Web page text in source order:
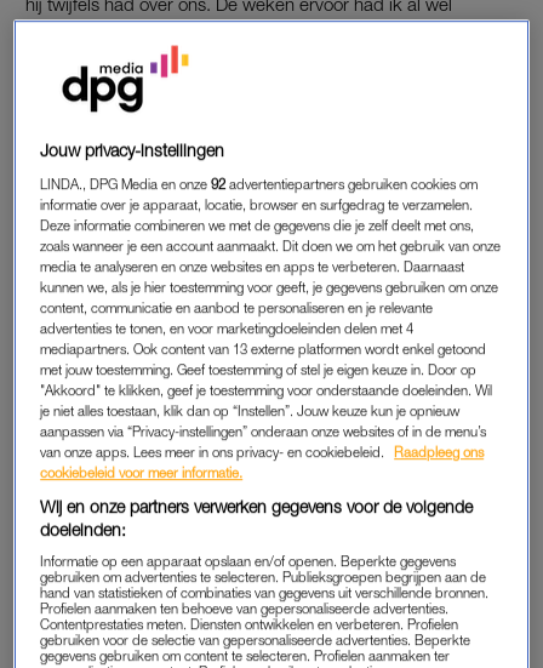
thuis was. Daar werd ik heel onzeker van, zeker door de
situatie waar ik in zat: hoogzwanger van óns kind. Ik weet zijn
gedrag aan spanning en wuifde het weg. Maar op een avond
zaten we samen op de bank en draaide hij ineens zijn telefoon
hard weg. Omdat hij dat zo opvallend deed, vroeg ik wat er
was. Hij bleek te zitten snapchatten met een collega van hem.
Blijkbaar was dat het verbergen waard.
Ik zat natuurlijk vol hormonen en vroeg hem of hij iets had
uitgespookt met haar. Hij ontkende, maar alles aan zijn
houding vertelde me dat hij loog. Het dreef me tot waanzin:
iets klopte er niet en hij stond me gewoon uit te lachen. Ik reed
in een soort shock naar zijn moeder toe, die vervolgens weer
met mij terug naar huis wilde. Daar kwam zijn hele verhaal
eruit: hij voelde niets meer voor me. Hij zei dat het al heel lang
juist nog getrouwd. We besloten, zo goed en kwaad als dat
ging, te kijken hoe het zou lopen. Eerst maar de bevalling.
Op Koen hoefde ik niet te rekenen toen ik het ziekenhuis uit
kwam. Hij was veel weg in de kraamweken: sporten, naar het
café met vrienden en uiteindelijk natuurlijk ook weer aan het
Jouw privacy-instellingen
LINDA., DPG Media en onze92 advertentiepartners gebruiken cookies om
informatie over je apparaat, locatie, browser en surfgedrag te verzamelen.
Deze informatie combineren we met de gegevens die je zelf deelt met ons,
zoals wanneer je een account aanmaakt. Dit doen we om het gebruik van onze
media te analyseren en onze websites en apps te verbeteren. Daarnaast
kunnen we, als je hier toestemming voor geeft, je gegevens gebruiken om onze
content, communicatie en aanbod te personaliseren en je relevante
advertenties te tonen, en voor marketingdoeleinden delen met 4
mediapartners. Ook content van 13 externe platformen wordt enkel getoond
met jouw toestemming. Geef toestemming of stel je eigen keuze in. Door op
"Akkoord" te klikken, geef je toestemming voor onderstaande doeleinden. Wil
je niet alles toestaan, klik dan op “Instellen”. Jouw keuze kun je opnieuw
aanpassen via “Privacy-instellingen” onderaan onze websites of in de menu’s
van onze apps. Lees meer in ons privacy- en cookiebeleid.
Raadpleeg ons
cookiebeleid voor meer informatie.
Wij en onze partners verwerken gegevens voor de volgende
doeleinden:
Informatie op een apparaat opslaan en/of openen. Beperkte gegevens
gebruiken om advertenties te selecteren. Publieksgroepen begrijpen aan de
hand van statistieken of combinaties van gegevens uit verschillende bronnen.
Profielen aanmaken ten behoeve van gepersonaliseerde advertenties.
Contentprestaties meten. Diensten ontwikkelen en verbeteren. Profielen
gebruiken voor de selectie van gepersonaliseerde advertenties. Beperkte
gegevens gebruiken om content te selecteren. Profielen aanmaken ter